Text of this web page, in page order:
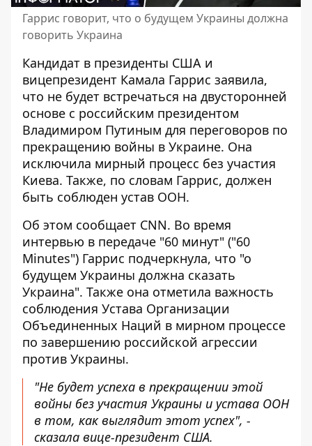
Гаррис говорит, что о будущем Украины должна
говорить Украина
Кандидат в президенты США и
вицепрезидент Камала Гаррис заявила,
что не будет встречаться на двусторонней
основе с российским президентом
Владимиром Путиным для переговоров по
прекращению войны в Украине. Она
исключила мирный процесс без участия
Киева. Также, по словам Гаррис, должен
быть соблюден устав ООН.
Об этом сообщает CNN. Во время
интервью в передаче "60 минут" ("60
Minutes") Гаррис подчеркнула, что "о
будущем Украины должна сказать
Украина". Также она отметила важность
соблюдения Устава Организации
Объединенных Наций в мирном процессе
по завершению российской агрессии
против Украины.
"Не будет успеха в прекращении этой
войны без участия Украины и устава ООН
в том, как выглядит этот успех", -
сказала вице-президент США.